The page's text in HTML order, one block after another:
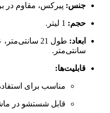
جنس: پیرکس، مقاوم در
حجم: 1 لیتر.
ابعاد:
سانتی‌متر.
قابلیت‌ها:
مناسب برای
قابل شستشو در